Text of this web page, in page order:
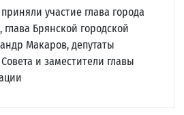
участие глава города
Брянской городской
Макаров, депутаты
и заместители главы